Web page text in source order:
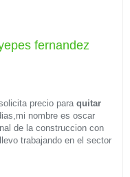
fernandez
precio para quitar
nombre es oscar
de la construccion con
trabajando en el sector